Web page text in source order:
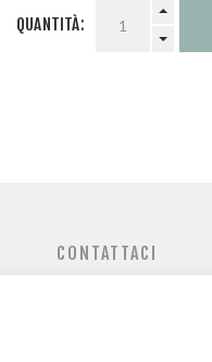
QUANTITÀ:
CONTATTACI